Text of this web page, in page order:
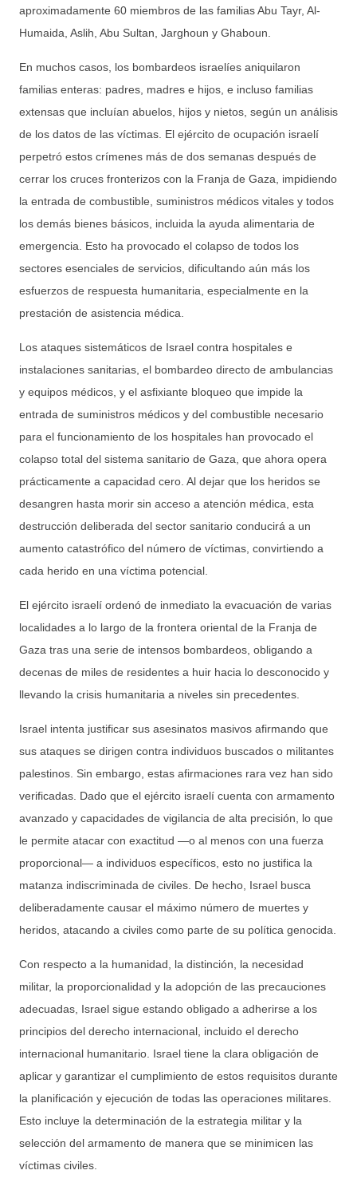
aproximadamente 60 miembros de las familias Abu Tayr, Al-
Humaida, Aslih, Abu Sultan, Jarghoun y Ghaboun.
En muchos casos, los bombardeos israelíes aniquilaron
familias enteras: padres, madres e hijos, e incluso familias
extensas que incluían abuelos, hijos y nietos, según un análisis
de los datos de las víctimas. El ejército de ocupación israelí
perpetró estos crímenes más de dos semanas después de
cerrar los cruces fronterizos con la Franja de Gaza, impidiendo
la entrada de combustible, suministros médicos vitales y todos
los demás bienes básicos, incluida la ayuda alimentaria de
emergencia. Esto ha provocado el colapso de todos los
sectores esenciales de servicios, dificultando aún más los
esfuerzos de respuesta humanitaria, especialmente en la
prestación de asistencia médica.
Los ataques sistemáticos de Israel contra hospitales e
instalaciones sanitarias, el bombardeo directo de ambulancias
y equipos médicos, y el asfixiante bloqueo que impide la
entrada de suministros médicos y del combustible necesario
para el funcionamiento de los hospitales han provocado el
colapso total del sistema sanitario de Gaza, que ahora opera
prácticamente a capacidad cero. Al dejar que los heridos se
desangren hasta morir sin acceso a atención médica, esta
destrucción deliberada del sector sanitario conducirá a un
aumento catastrófico del número de víctimas, convirtiendo a
cada herido en una víctima potencial.
El ejército israelí ordenó de inmediato la evacuación de varias
localidades a lo largo de la frontera oriental de la Franja de
Gaza tras una serie de intensos bombardeos, obligando a
decenas de miles de residentes a huir hacia lo desconocido y
llevando la crisis humanitaria a niveles sin precedentes.
Israel intenta justificar sus asesinatos masivos afirmando que
sus ataques se dirigen contra individuos buscados o militantes
palestinos. Sin embargo, estas afirmaciones rara vez han sido
verificadas. Dado que el ejército israelí cuenta con armamento
avanzado y capacidades de vigilancia de alta precisión, lo que
le permite atacar con exactitud —o al menos con una fuerza
proporcional— a individuos específicos, esto no justifica la
matanza indiscriminada de civiles. De hecho, Israel busca
deliberadamente causar el máximo número de muertes y
heridos, atacando a civiles como parte de su política genocida.
Con respecto a la humanidad, la distinción, la necesidad
militar, la proporcionalidad y la adopción de las precauciones
adecuadas, Israel sigue estando obligado a adherirse a los
principios del derecho internacional, incluido el derecho
internacional humanitario. Israel tiene la clara obligación de
aplicar y garantizar el cumplimiento de estos requisitos durante
la planificación y ejecución de todas las operaciones militares.
Esto incluye la determinación de la estrategia militar y la
selección del armamento de manera que se minimicen las
víctimas civiles.